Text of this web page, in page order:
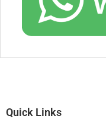
Quick Links